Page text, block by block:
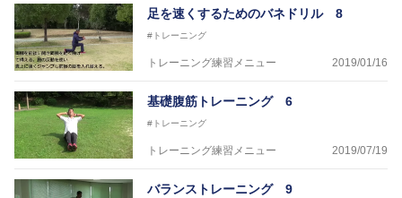
足を速くするためのバネドリル 8
#トレーニング
トレーニング練習メニュー 2019/01/16
基礎腹筋トレーニング 6
#トレーニング
トレーニング練習メニュー 2019/07/19
バランストレーニング 9